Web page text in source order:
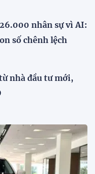
nhân sự vì AI:
số chênh lệch
nhà đầu tư mới,